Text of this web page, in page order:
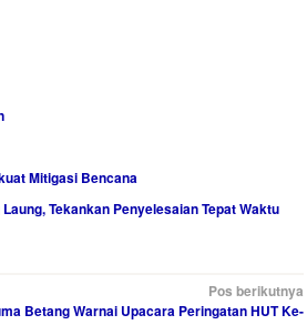
Mitigasi Bencana
Tekankan Penyelesaian Tepat Waktu
Pos berikutnya
Betang Warnai Upacara Peringatan HUT Ke-